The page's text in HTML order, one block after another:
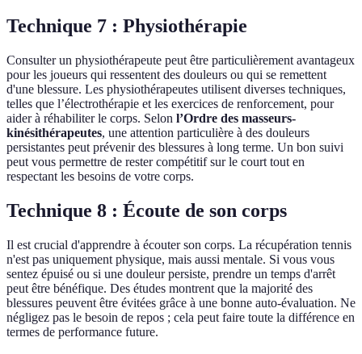
Technique 7 : Physiothérapie
Consulter un physiothérapeute peut être particulièrement avantageux
pour les joueurs qui ressentent des douleurs ou qui se remettent
d'une blessure. Les physiothérapeutes utilisent diverses techniques,
telles que l’électrothérapie et les exercices de renforcement, pour
aider à réhabiliter le corps. Selon l’Ordre des masseurs-
kinésithérapeutes, une attention particulière à des douleurs
persistantes peut prévenir des blessures à long terme. Un bon suivi
peut vous permettre de rester compétitif sur le court tout en
respectant les besoins de votre corps.
Technique 8 : Écoute de son corps
Il est crucial d'apprendre à écouter son corps. La récupération tennis
n'est pas uniquement physique, mais aussi mentale. Si vous vous
sentez épuisé ou si une douleur persiste, prendre un temps d'arrêt
peut être bénéfique. Des études montrent que la majorité des
blessures peuvent être évitées grâce à une bonne auto-évaluation. Ne
négligez pas le besoin de repos ; cela peut faire toute la différence en
termes de performance future.